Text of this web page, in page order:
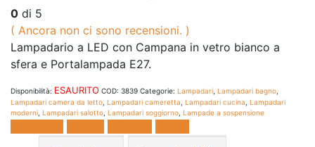
0 di 5
( Ancora non ci sono recensioni. )
Lampadario a LED con Campana in vetro bianco a
sfera e Portalampada E27.
Disponibilità: ESAURITO COD: 3839 Categorie: Lampadari Lampadari bagno
Lampadari camera da letto Lampadari cameretta Lampadari cucina Lampadari
moderni Lampadari salotto Lampadari soggiorno Lampade a sospensione